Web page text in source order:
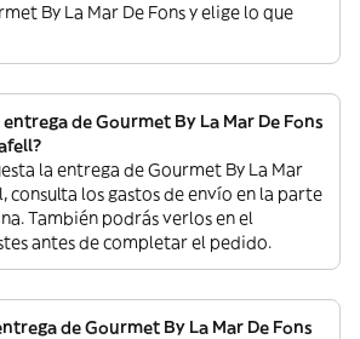
By La Mar De Fons y elige lo que
de Gourmet By La Mar De Fons
la entrega de Gourmet By La Mar
consulta los gastos de envío en la parte
También podrás verlos en el
antes de completar el pedido.
de Gourmet By La Mar De Fons